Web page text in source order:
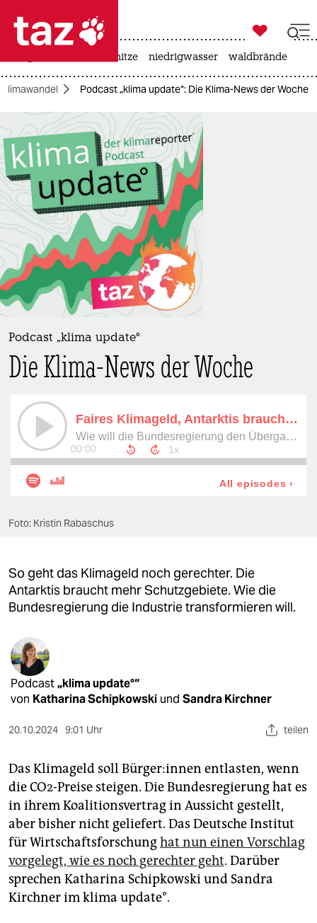
 taz zahl ich
taz zahl ich
themen
politik
öko
gesellschaft
kultur
sport
berlin
wahrheit
verlag
verlag
veranstaltungen
fragen & hilfe
abo
genossenschaft
epaper login

taz zahl ich
hitze niedrigwasser waldbrände
Klimawandel Podcast „klima update°: Die Klima-News der Woche
Podcast „klima update°
Die Klima-News der Woche
Foto: Kristin Rabaschus
So geht das Klimageld noch gerechter. Die
Antarktis braucht mehr Schutzgebiete. Wie die
Bundesregierung die Industrie transformieren will.
Podcast„klima update°“
von Katharina Schipkowski und Sandra Kirchner
20.10.2024 9:01 Uhr teilen
Das Klimageld soll Bür­ge­r:in­nen entlasten, wenn
die CO2-Preise steigen. Die Bundesregierung hat es
in ihrem Koalitionsvertrag in Aussicht gestellt,
aber bisher nicht geliefert. Das Deutsche Institut
für Wirtschaftsforschunghat nun einen Vorschlag
vorgelegt, wie es noch gerechter geht. Darüber
sprechen Katharina Schipkowski und Sandra
Kirchner im klima update°.